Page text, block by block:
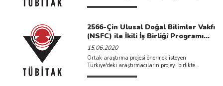
2566-Çin Ulusal Doğal Bilimler Vakfı
(NSFC) ile İkili İş Birliği Programı
Son Başvuru Zamanı 7 Ağustos
2020, 17:00
15.06.2020
Ortak araştırma projesi önermek isteyen
Türkiye'deki araştırmacıların projeyi birlikte